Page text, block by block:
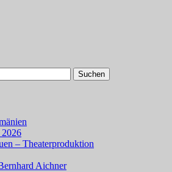
2026
– Theaterproduktion
Aichner